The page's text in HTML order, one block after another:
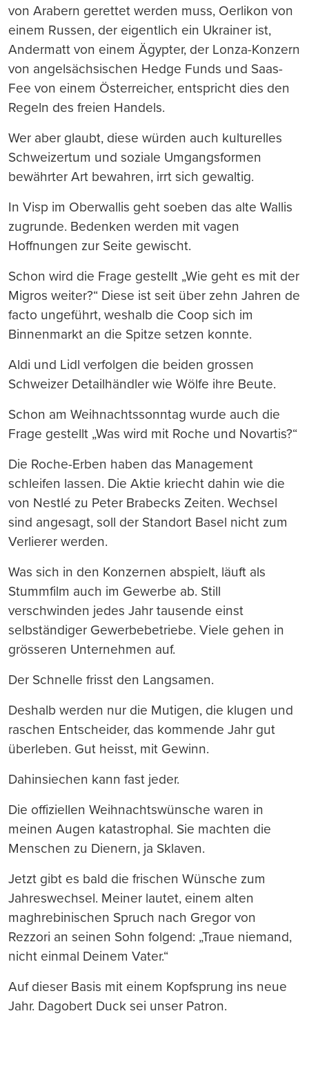
von Arabern gerettet werden muss, Oerlikon von
einem Russen, der eigentlich ein Ukrainer ist,
Andermatt von einem Ägypter, der Lonza-Konzern
von angelsächsischen Hedge Funds und Saas-
Fee von einem Österreicher, entspricht dies den
Regeln des freien Handels.
Wer aber glaubt, diese würden auch kulturelles
Schweizertum und soziale Umgangsformen
bewährter Art bewahren, irrt sich gewaltig.
In Visp im Oberwallis geht soeben das alte Wallis
zugrunde. Bedenken werden mit vagen
Hoffnungen zur Seite gewischt.
Schon wird die Frage gestellt „Wie geht es mit der
Migros weiter?“ Diese ist seit über zehn Jahren de
facto ungeführt, weshalb die Coop sich im
Binnenmarkt an die Spitze setzen konnte.
Aldi und Lidl verfolgen die beiden grossen
Schweizer Detailhändler wie Wölfe ihre Beute.
Schon am Weihnachtssonntag wurde auch die
Frage gestellt „Was wird mit Roche und Novartis?“
Die Roche-Erben haben das Management
schleifen lassen. Die Aktie kriecht dahin wie die
von Nestlé zu Peter Brabecks Zeiten. Wechsel
sind angesagt, soll der Standort Basel nicht zum
Verlierer werden.
Was sich in den Konzernen abspielt, läuft als
Stummfilm auch im Gewerbe ab. Still
verschwinden jedes Jahr tausende einst
selbständiger Gewerbebetriebe. Viele gehen in
grösseren Unternehmen auf.
Der Schnelle frisst den Langsamen.
Deshalb werden nur die Mutigen, die klugen und
raschen Entscheider, das kommende Jahr gut
überleben. Gut heisst, mit Gewinn.
Dahinsiechen kann fast jeder.
Die offiziellen Weihnachtswünsche waren in
meinen Augen katastrophal. Sie machten die
Menschen zu Dienern, ja Sklaven.
Jetzt gibt es bald die frischen Wünsche zum
Jahreswechsel. Meiner lautet, einem alten
maghrebinischen Spruch nach Gregor von
Rezzori an seinen Sohn folgend: „Traue niemand,
nicht einmal Deinem Vater.“
Auf dieser Basis mit einem Kopfsprung ins neue
Jahr. Dagobert Duck sei unser Patron.